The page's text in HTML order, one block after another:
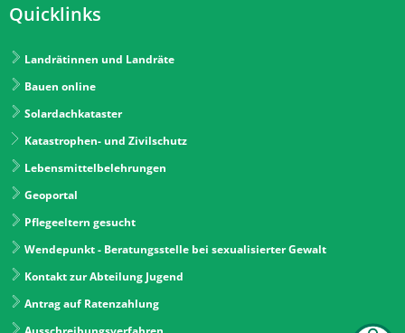
Quicklinks
Landrätinnen und Landräte
Bauen online
Solardachkataster
Katastrophen- und Zivilschutz
Lebensmittelbelehrungen
Geoportal
Pflegeeltern gesucht
Wendepunkt - Beratungsstelle bei sexualisierter Gewalt
Kontakt zur Abteilung Jugend
Antrag auf Ratenzahlung